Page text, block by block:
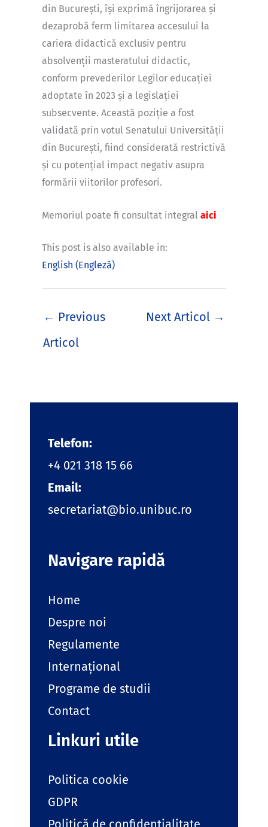
din București, își exprimă îngrijorarea și
dezaprobă ferm limitarea accesului la
cariera didactică exclusiv pentru
absolvenții masteratului didactic,
conform prevederilor Legilor educației
adoptate în 2023 și a legislației
subsecvente. Această poziție a fost
validată prin votul Senatului Universității
din București, fiind considerată restrictivă
și cu potențial impact negativ asupra
formării viitorilor profesori.
Memoriul poate fi consultat integral aici
This post is also available in:
English (Engleză)
← Previous
Articol
Next Articol →
Telefon:
+4 021 318 15 66
Email:
secretariat@bio.unibuc.ro
Navigare rapidă
Home
Despre noi
Regulamente
Internațional
Programe de studii
Contact
Linkuri utile
Politica cookie
GDPR
Politică de confidențialitate